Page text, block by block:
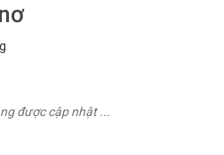
được cập nhật ...